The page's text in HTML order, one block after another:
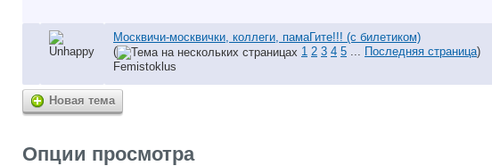
Москвичи-москвички, коллеги, памаГите!!! (с билетиком)
(
1 2 3 4 5 ... Последняя страница)
Femistoklus
Новая тема
Опции просмотра